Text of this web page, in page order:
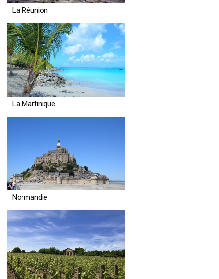
La Réunion
La Martinique
Normandie